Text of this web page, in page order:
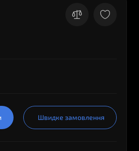
Швидке замовлення